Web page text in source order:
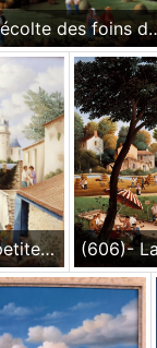
(601)- La Récolte des foins dans un
(605)- La petite Ruelle à Apremont-Vendée-1986-35x27 cm.